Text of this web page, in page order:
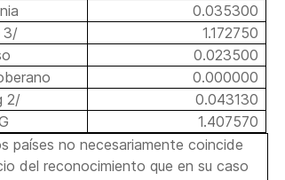
0.035300
3/
1.172750
0.023500
0.000000
2/
0.043130
1.407570
países no necesariamente coincide
del reconocimiento que en su caso